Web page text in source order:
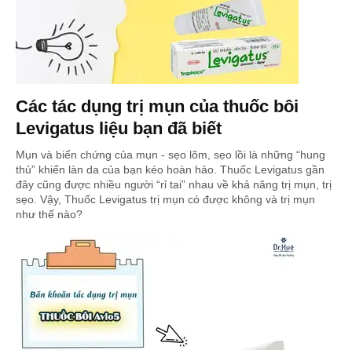
Các tác dụng trị mụn của thuốc bôi
Levigatus liệu bạn đã biết
Mụn và biến chứng của mụn - sẹo lõm, sẹo lồi là những “hung
thủ” khiến làn da của bạn kéo hoàn hảo. Thuốc Levigatus gần
đây cũng được nhiều người “rỉ tai” nhau về khả năng trị mụn, trị
sẹo. Vậy, Thuốc Levigatus trị mụn có được không và trị mụn
như thế nào?